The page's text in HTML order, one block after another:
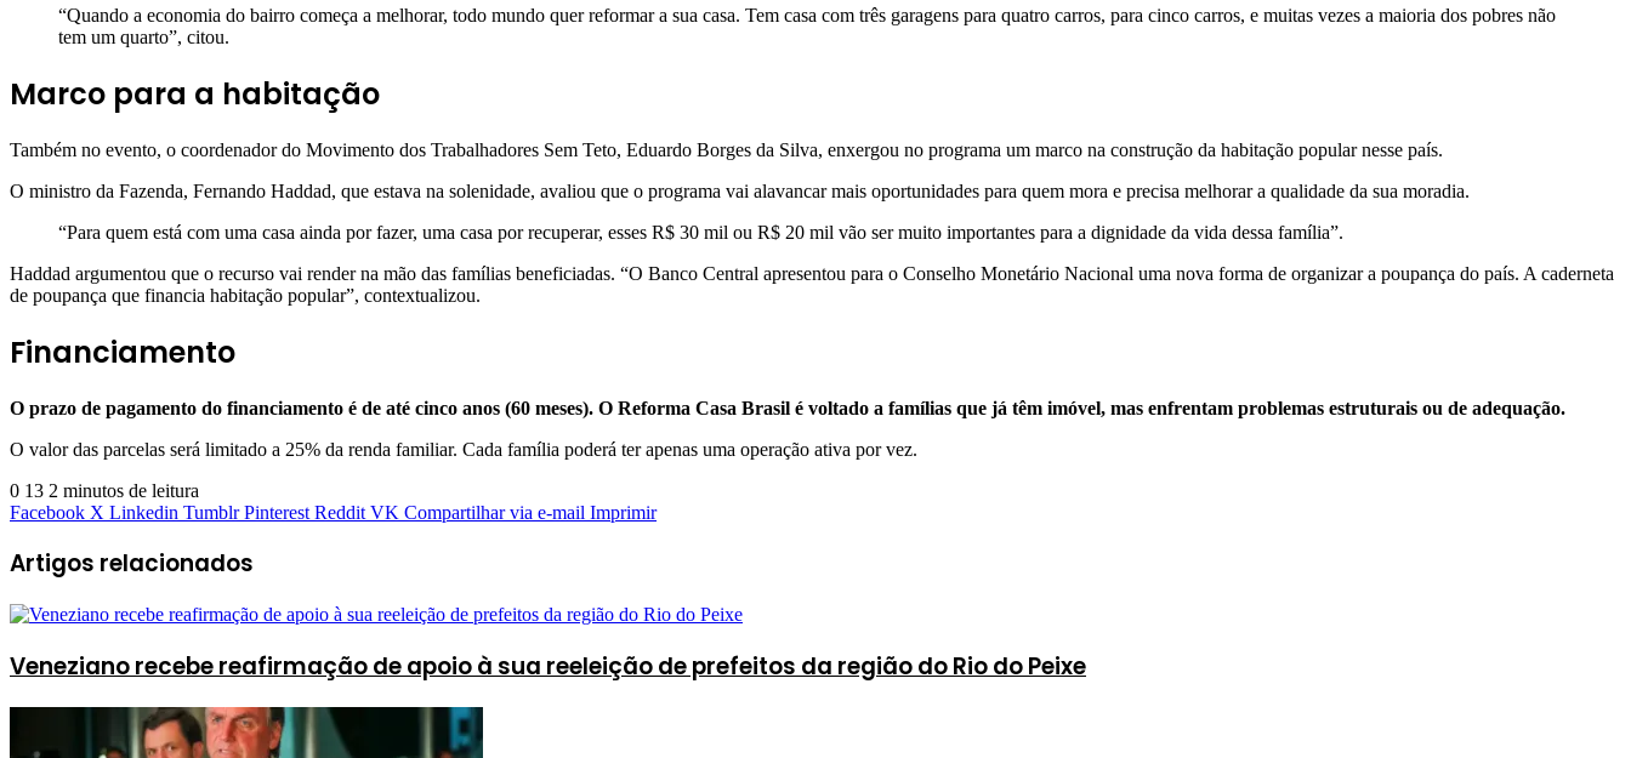
“Quando a economia do bairro começa a melhorar, todo mundo quer reformar a sua casa. Tem casa com três garagens para quatro carros, para cinco carros, e muitas vezes a maioria dos pobres não
tem um quarto”, citou.
Marco para a habitação
Também no evento, o coordenador do Movimento dos Trabalhadores Sem Teto, Eduardo Borges da Silva, enxergou no programa um marco na construção da habitação popular nesse país.
O ministro da Fazenda, Fernando Haddad, que estava na solenidade, avaliou que o programa vai alavancar mais oportunidades para quem mora e precisa melhorar a qualidade da sua moradia.
“Para quem está com uma casa ainda por fazer, uma casa por recuperar, esses R$ 30 mil ou R$ 20 mil vão ser muito importantes para a dignidade da vida dessa família”.
Haddad argumentou que o recurso vai render na mão das famílias beneficiadas. “O Banco Central apresentou para o Conselho Monetário Nacional uma nova forma de organizar a poupança do país. A caderneta
de poupança que financia habitação popular”, contextualizou.
Financiamento
O prazo de pagamento do financiamento é de até cinco anos (60 meses). O Reforma Casa Brasil é voltado a famílias que já têm imóvel, mas enfrentam problemas estruturais ou de adequação.
O valor das parcelas será limitado a 25% da renda familiar. Cada família poderá ter apenas uma operação ativa por vez.
0 13 2 minutos de leitura
Facebook X Linkedin Tumblr Pinterest Reddit VK Compartilhar via e-mail Imprimir
Artigos relacionados
Veneziano recebe reafirmação de apoio à sua reeleição de prefeitos da região do Rio do Peixe